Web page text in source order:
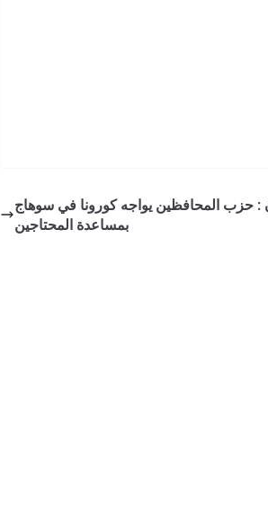
حزب المحافظين يواجه كورونا في سوهاج
بمساعدة المحتاجين